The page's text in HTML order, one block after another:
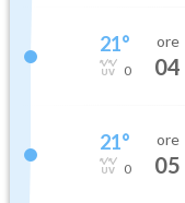
21°
0
ore
04
21°
0
ore
05